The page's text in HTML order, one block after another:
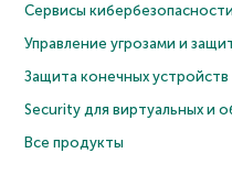
Сервисы кибербезопасности
Управление угрозами и
Защита конечных устройств
Security для виртуальных и
Все продукты